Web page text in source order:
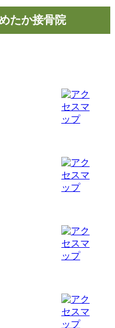
たか接骨院